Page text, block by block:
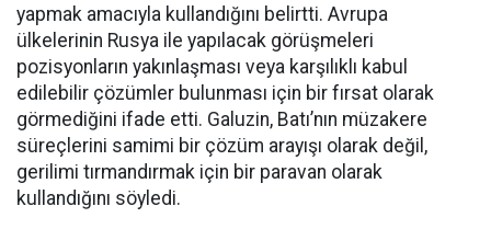
yapmak amacıyla kullandığını belirtti. Avrupa
ülkelerinin Rusya ile yapılacak görüşmeleri
pozisyonların yakınlaşması veya karşılıklı kabul
edilebilir çözümler bulunması için bir fırsat olarak
görmediğini ifade etti. Galuzin, Batı’nın müzakere
süreçlerini samimi bir çözüm arayışı olarak değil,
gerilimi tırmandırmak için bir paravan olarak
kullandığını söyledi.